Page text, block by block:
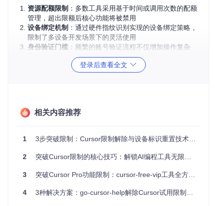
资源配额限制 ：多数工具采用基于时间或调用次数的配额
管理，超出限额后核心功能将被禁用
设备绑定机制 ：通过硬件指纹识别实现的设备绑定策略，
限制了多设备开发场景下的灵活使用
身份验证门槛 ：频繁的账号验证流程不仅增加操作复杂
度，还可能导致开发思路中断
这些限制直接影响开发效率，特别是在复杂项目的持续开发过
工具使用额度的无限循环利用。
CursorPro免费助手界面
核心功能解析
登录后查看全文
相关内容推荐
1 3步突破限制：Cursor限制解除与设备标识重置技术指南
2 突破Cursor限制的核心技巧：解锁AI编程工具无限使用潜能
3 突破Cursor Pro功能限制：cursor-free-vip工具全方位应用指南
4 3种解决方案：go-cursor-help解除Cursor试用限制完全指南